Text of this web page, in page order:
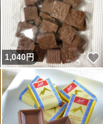
いね！
1,040円